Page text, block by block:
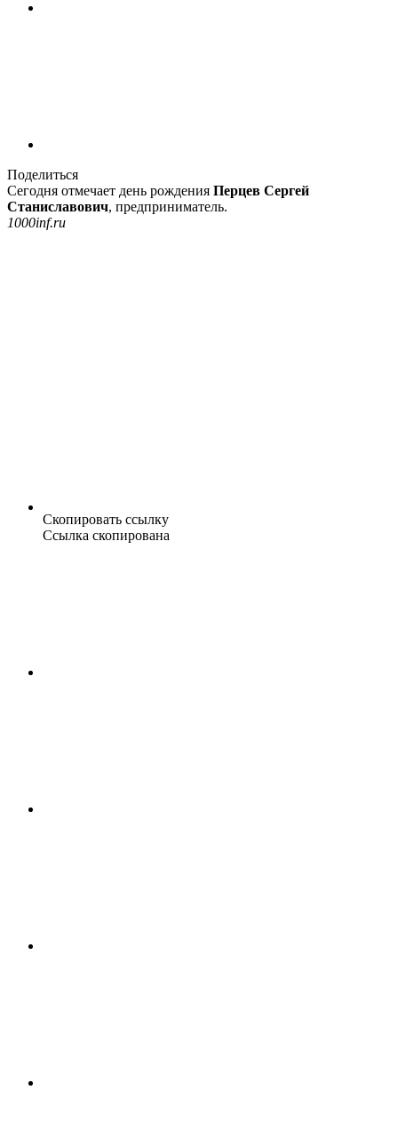
Поделиться
Сегодня отмечает день рождения Перцев Сергей
Станиславович, предприниматель.
1000inf.ru
Скопировать ссылку
Ссылка скопирована